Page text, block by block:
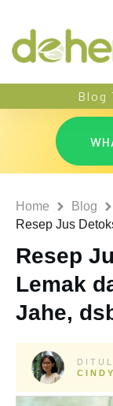
Blog
Home Blog
Resep
Lemak
Jahe,